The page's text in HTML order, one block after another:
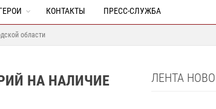
КОНТАКТЫ ПРЕСС-СЛУЖБА
области
НА НАЛИЧИЕ
ЛЕНТА